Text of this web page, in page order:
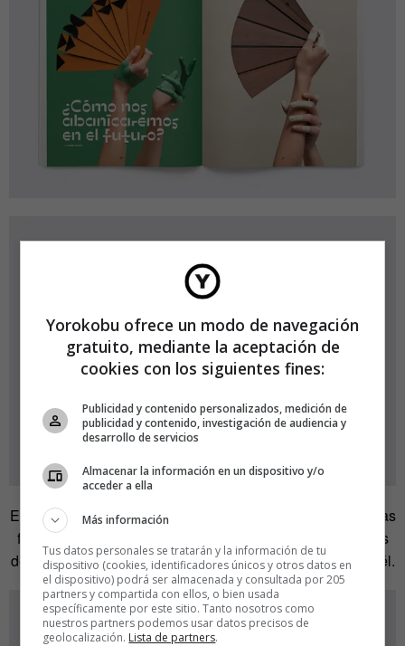
El cambio y el movimiento
son fundamentales en todas las
facetas de nuestra vida, tanto que muchos de los palabros
de moda (resiliencia, entre ellos) están relacionados con él.
Yorokobu ofrece un modo de navegación
gratuito, mediante la aceptación de
cookies con los siguientes fines:
Publicidad y contenido personalizados, medición de
publicidad y contenido, investigación de audiencia y
desarrollo de servicios
Almacenar la información en un dispositivo y/o
acceder a ella
Más información
Tus datos personales se tratarán y la información de tu
dispositivo (cookies, identificadores únicos y otros datos en
el dispositivo) podrá ser almacenada y consultada por 205
partners y compartida con ellos, o bien usada
específicamente por este sitio. Tanto nosotros como
nuestros partners podemos usar datos precisos de
geolocalización. Lista de partners.